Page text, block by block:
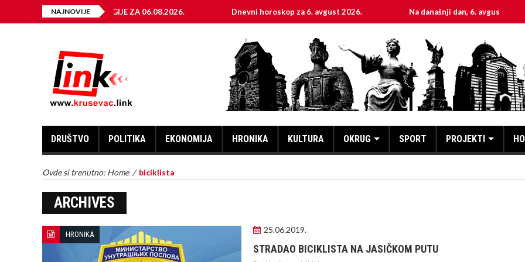
NAJNOVIJE
ELEKTRIČNE ENERGIJE ZA 06.08.2026. Dnevni horoskop za 6. avgust 2026. Na današnji dan, 6. avgust
DRUŠTVO POLITIKA EKONOMIJA HRONIKA KULTURA OKRUG SPORT PROJEKTI
Ovde si trenutno: Home / biciklista
ARCHIVES
HRONIKA 25.06.2019.
STRADAO BICIKLISTA NA JASIČKOM PUTU